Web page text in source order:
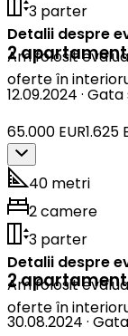
3 parter
Detalii despre
Am folosit
oferte în
2
12.09.2024 · Gata
65.000 EUR1.625
40 metri
2 camere
3 parter
Detalii despre
Am folosit
oferte în
2
30.08.2024 ·